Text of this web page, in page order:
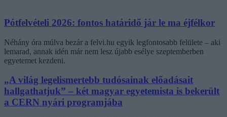
Pótfelvételi 2026: fontos határidő jár le ma éjfélkor
Néhány óra múlva bezár a felvi.hu egyik legfontosabb felülete – aki
lemarad, annak idén már nem lesz újabb esélye szeptemberben
egyetemet kezdeni.
„A világ legelismertebb tudósainak előadásait
hallgathatjuk” – két magyar egyetemista is bekerült
a CERN nyári programjába